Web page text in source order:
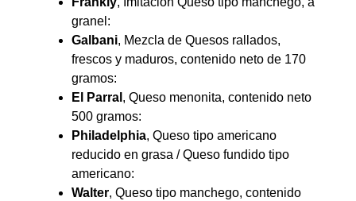
granel:
Galbani, Mezcla de Quesos rallados,
frescos y maduros, contenido neto de 170
gramos:
El Parral , Queso menonita, contenido neto
500 gramos:
Philadelphia, Queso tipo americano
reducido en grasa / Queso fundido tipo
americano:
Walter, Queso tipo manchego, contenido